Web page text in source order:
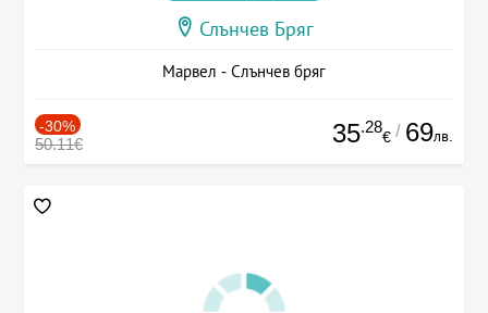
Слънчев Бряг
Марвел - Слънчев бряг
-30%
50.11€ 35.28
€ / 69лв.